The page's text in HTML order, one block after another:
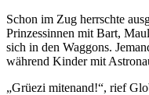
Schon im Zug herrschte
Prinzessinnen mit Bart,
sich in den Waggons.
während Kinder mit
„Grüezi mitenand!“, rief